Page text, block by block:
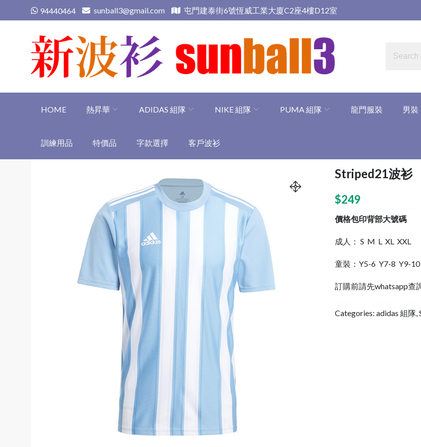
to
94440464 sunball3@gmail.com 屯門建泰街6號恆威工業大廈C2座4樓D12室
HOME 熱昇華 ADIDAS 組隊 NIKE 組隊 PUMA 組隊 龍門服裝 男裝
訓練用品 特價品 字款選擇 客戶波衫
Striped21波衫
$249
價格包印背部大號碼
成人： S M L XL XXL
童裝：Y5-6 Y7-8 Y9-
訂購前請先whatsapp查
Categories: adidas 組隊